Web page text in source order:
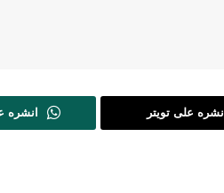
انشره على تويتر انشره